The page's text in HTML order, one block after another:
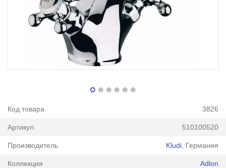
Код товара 3826
Артикул 510100520
Производитель Kludi , Германия
Коллекция Adlon